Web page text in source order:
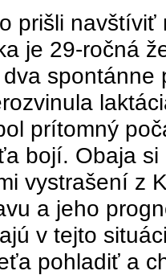
prišli navštíviť
je 29-ročná
spontánne
prítomný
bojí. Obaja
vystrašení z
a jeho
v tejto
pohladiť a